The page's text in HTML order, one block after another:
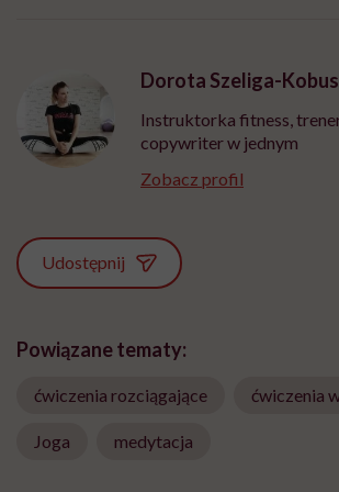
Dorota Szeliga-Kobus
Instruktorka fitness,
copywriter w jednym
Zobacz profil
Udostępnij
Powiązane tematy:
ćwiczenia rozciągające ćwiczenia
Joga medytacja